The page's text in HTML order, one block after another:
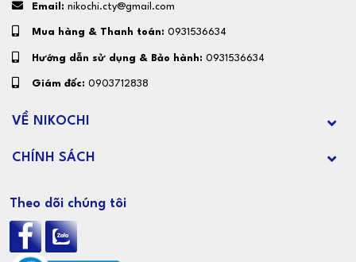
Email: nikochi.cty@gmail.com
Mua hàng & Thanh toán: 0931536634
Hướng dẫn sử dụng & Bảo hành: 0931536634
Giám đốc: 0903712838
VỀ NIKOCHI
CHÍNH SÁCH
Theo dõi chúng tôi